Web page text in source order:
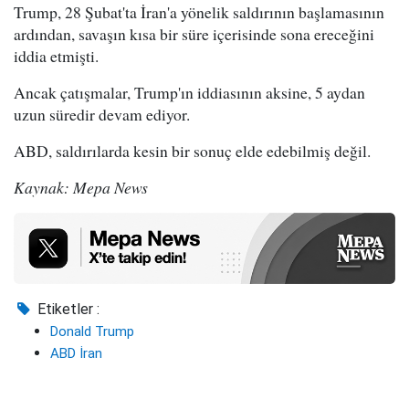
Trump, 28 Şubat'ta İran'a yönelik saldırının başlamasının
ardından, savaşın kısa bir süre içerisinde sona ereceğini
iddia etmişti.
Ancak çatışmalar, Trump'ın iddiasının aksine, 5 aydan
uzun süredir devam ediyor.
ABD, saldırılarda kesin bir sonuç elde edebilmiş değil.
Kaynak: Mepa News
Etiketler :
Donald Trump
ABD İran